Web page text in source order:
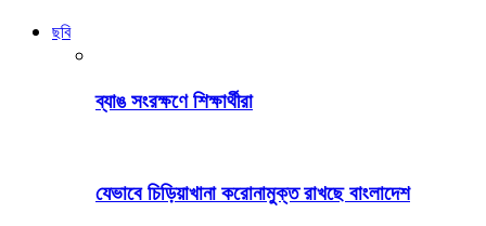
ছবি
ব্যাঙ সংরক্ষণে শিক্ষার্থীরা
যেভাবে চিড়িয়াখানা করোনামুক্ত রাখছে বাংলাদেশ